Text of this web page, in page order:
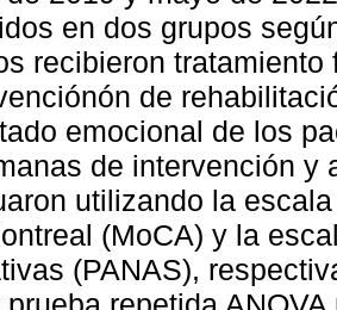
en dos grupos
recibieron
de
emocional de los
de intervención y
utilizando la
(MoCA) y la
(PANAS),